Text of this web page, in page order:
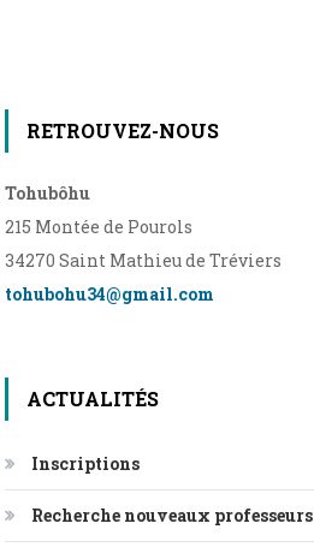
RETROUVEZ-NOUS
Tohubôhu
215 Montée de Pourols
34270 Saint Mathieu de Tréviers
tohubohu34@gmail.com
ACTUALITÉS
Inscriptions
Recherche nouveaux professeurs